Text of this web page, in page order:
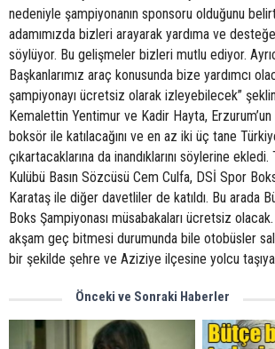
nedeniyle şampiyonanın sponsoru olduğunu
adamımızda bizleri arayarak yardıma ve desteğe
söylüyor. Bu gelişmeler bizleri mutlu ediyor.
Başkanlarımız araç konusunda bize yardımcı
şampiyonayı ücretsiz olarak izleyebilecek”
Kemalettin Yentimur ve Kadir Hayta,
boksör ile katılacağını ve en az iki üç tane
çıkartacaklarına da inandıklarını söylerine
Kulübü Basın Sözcüsü Cem Culfa, DSİ Spor
Karataş ile diğer davetliler de katıldı. Bu arada
Boks Şampiyonası müsabakaları ücretsiz olacak.
akşam geç bitmesi durumunda bile otobüsler
bir şekilde şehre ve Aziziye ilçesine yolcu
Önceki ve Sonraki Haberler